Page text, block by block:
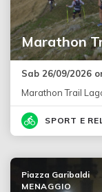
Marathon
Sab 26/09/2026
Marathon Trail
SPORT E
Piazza Garibaldi
MENAGGIO